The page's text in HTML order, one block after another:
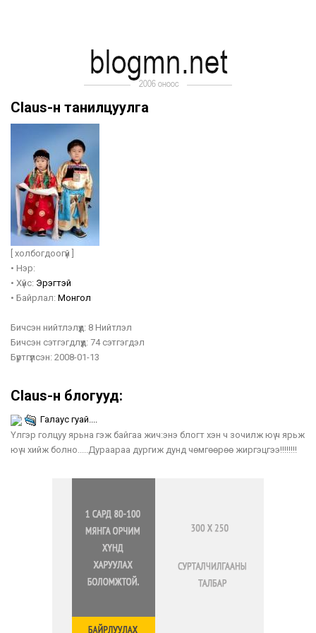
Claus-н танилцуулга
[ холбогдоогүй ]
• Нэр:
• Хүйс: Эрэгтэй
• Байрлал: Монгол
Бичсэн нийтлэлүүд: 8 Нийтлэл
Бичсэн сэтгэгдлүүд: 74 сэтгэгдэл
Бүртгүүлсэн: 2008-01-13
Claus-н блогууд:
Галаус гуай....
Үлгэр голцуу ярьна гэж байгаа жич:энэ блогт хэн ч зочилж юү ч ярьж
юү ч хийж болно.....Дураараа дургиж дунд чөмгөөрөө жиргэцгээ!!!!!!!!